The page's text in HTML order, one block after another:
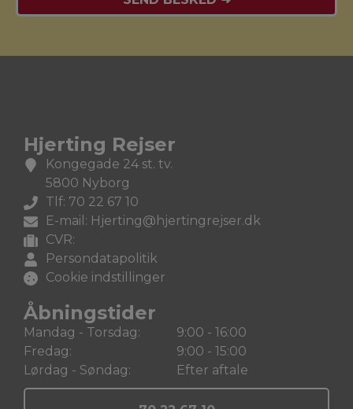
Hjerting Rejser
Kongegade 24 st. tv.
5800 Nyborg
Tlf: 70 22 67 10
E-mail: Hjerting@hjertingrejser.dk
CVR:
Persondatapolitik
Cookie indstillinger
Åbningstider
Mandag - Torsdag:
Fredag:
Lørdag - Søndag:
9:00 - 16:00
9:00 - 15:00
Efter aftale